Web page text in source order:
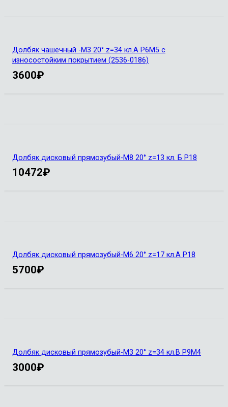
Долбяк чашечный -М3 20° z=34 кл.А Р6М5 с
износостойким покрытием (2536-0186)
3600₽
Долбяк дисковый прямозубый-М8 20° z=13 кл. Б Р18
10472₽
Долбяк дисковый прямозубый-М6 20° z=17 кл.А Р18
5700₽
Долбяк дисковый прямозубый-М3 20° z=34 кл.В Р9М4
3000₽